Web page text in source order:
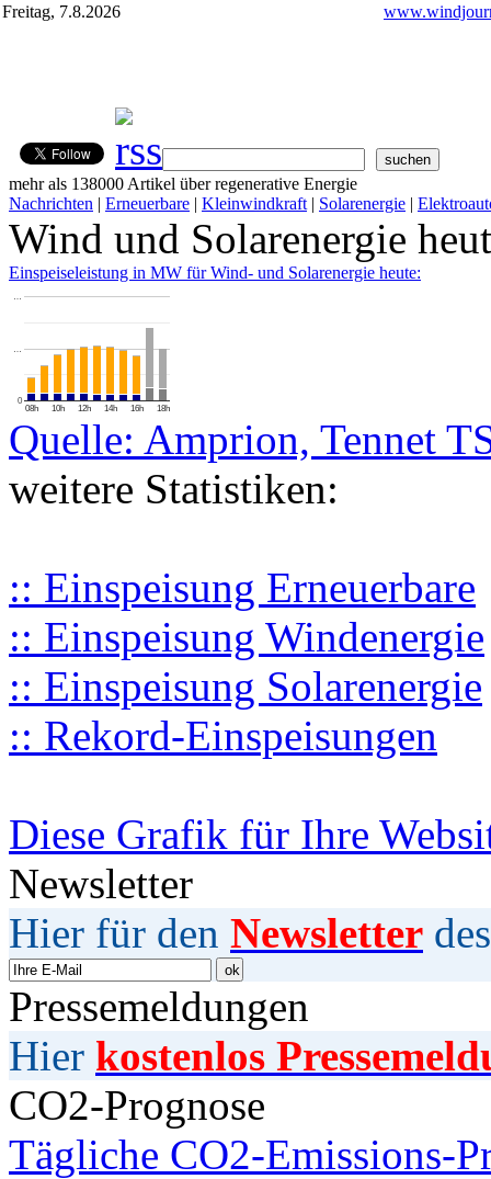
Freitag, 7.8.2026
mehr als 138000 Artikel über regenerative Energie
Nachrichten | Erneuerbare | Kleinwindkraft | Solarenergie |
Wind und Solarenergie
Einspeiseleistung in MW für Wind- und Solarenergie heute:
08h 10h 12h 14h 16h 18h
0
…
…
Quelle: Amprion, Tennet
weitere Statistiken:
:: Einspeisung Erneuerbare
:: Einspeisung Windenergie
:: Einspeisung Solarenergie
:: Rekord-Einspeisungen
Diese Grafik für Ihre
Newsletter
Hier für den Newsletter
Pressemeldungen
Hier kostenlos
CO2-Prognose
Tägliche CO2-Emissions-